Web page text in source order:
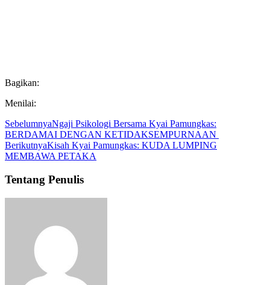
Bagikan:
Menilai:
SebelumnyaNgaji Psikologi Bersama Kyai Pamungkas:
BERDAMAI DENGAN KETIDAKSEMPURNAAN
BerikutnyaKisah Kyai Pamungkas: KUDA LUMPING
MEMBAWA PETAKA
Tentang Penulis